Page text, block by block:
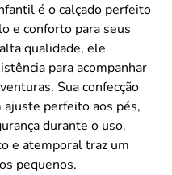
é o calçado perfeito
e conforto para seus
qualidade, ele
para acompanhar
Sua confecção
perfeito aos pés,
durante o uso.
e atemporal traz um
pequenos.